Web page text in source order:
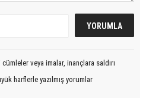
veya imalar, inançlara saldırı
harflerle yazılmış yorumlar